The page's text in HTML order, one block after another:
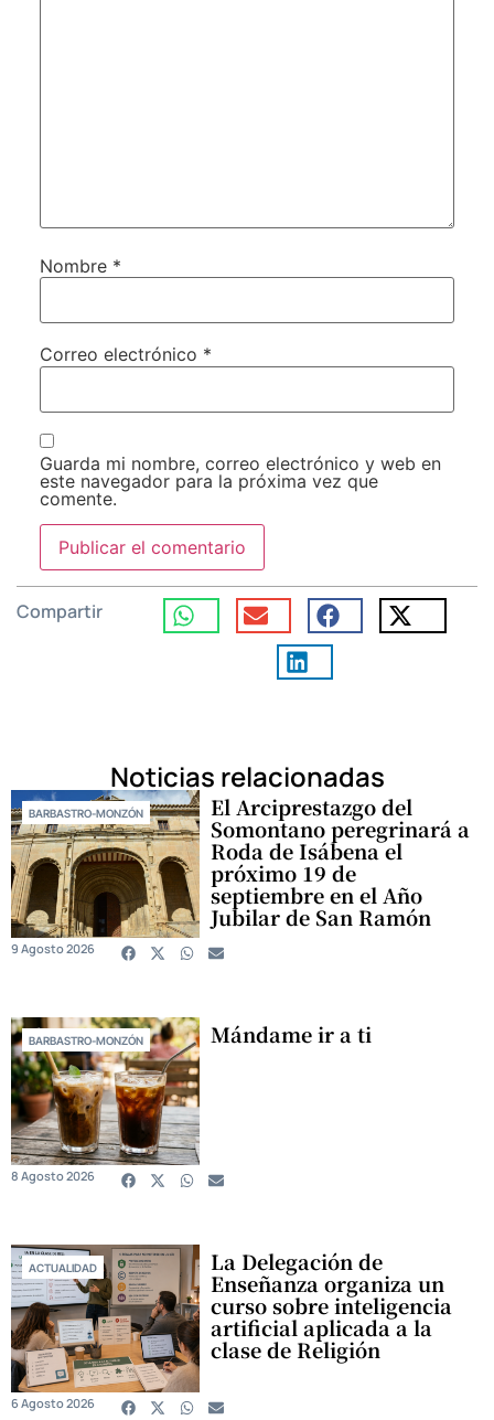
Nombre *
Correo electrónico *
Guarda mi nombre, correo electrónico y web en
este navegador para la próxima vez que
comente.
Compartir
Noticias relacionadas
BARBASTRO-MONZÓN El Arciprestazgo del
Somontano peregrinará a
Roda de Isábena el
próximo 19 de
septiembre en el Año
Jubilar de San Ramón
9 Agosto 2026
BARBASTRO-MONZÓN Mándame ir a ti
8 Agosto 2026
ACTUALIDAD La Delegación de
Enseñanza organiza un
curso sobre inteligencia
artificial aplicada a la
clase de Religión
6 Agosto 2026